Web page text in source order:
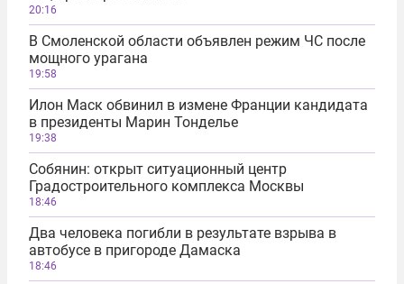
20:16
В Смоленской области объявлен режим ЧС после
мощного урагана
19:58
Илон Маск обвинил в измене Франции кандидата
в президенты Марин Тонделье
19:38
Собянин: открыт ситуационный центр
Градостроительного комплекса Москвы
18:46
Два человека погибли в результате взрыва в
автобусе в пригороде Дамаска
18:46